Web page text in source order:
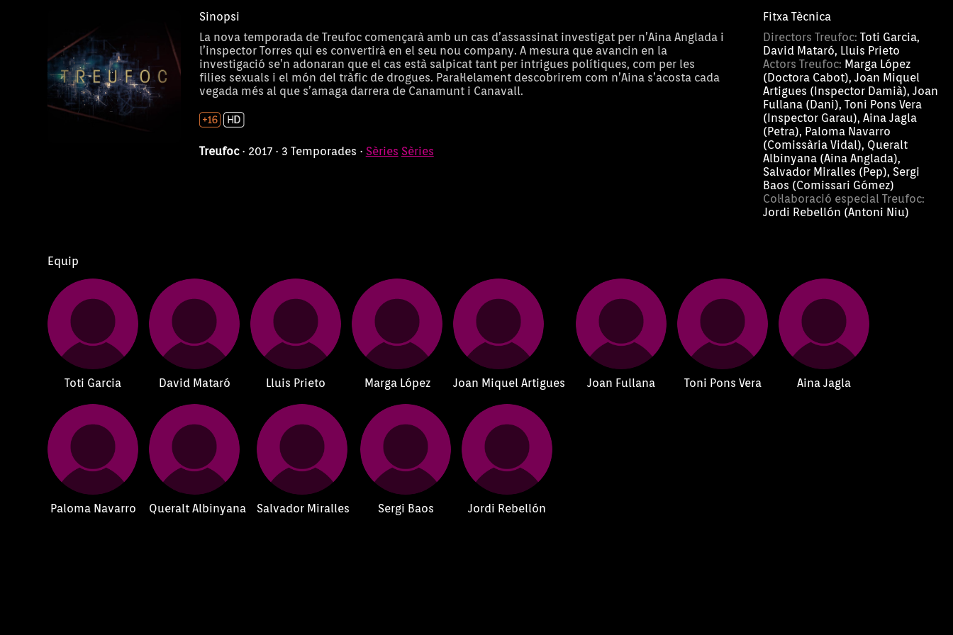
Sinopsi
La nova temporada de Treufoc començarà amb un cas d’assassinat investigat per n’Aina Anglada i
l’inspector Torres qui es convertirà en el seu nou company. A mesura que avancin en la
investigació se’n adonaran que el cas està salpicat tant per intrigues polítiques, com per les
filies sexuals i el món del tràfic de drogues. Paral·lelament descobrirem com n’Aina s’acosta cada
vegada més al que s’amaga darrera de Canamunt i Canavall.
Treufoc · 2017 · 3 Temporades · Sèries Sèries
Fitxa Tècnica
Directors Treufoc: Toti Garcia,
David Mataró, Lluis Prieto
Actors Treufoc: Marga López
(Doctora Cabot), Joan Miquel
Artigues (Inspector Damià), Joan
Fullana (Dani), Toni Pons Vera
(Inspector Garau), Aina Jagla
(Petra), Paloma Navarro
(Comissària Vidal), Queralt
Albinyana (Aina Anglada),
Salvador Miralles (Pep), Sergi
Baos (Comissari Gómez)
Col·laboració especial Treufoc:
Jordi Rebellón (Antoni Niu)
Equip
Toti Garcia David Mataró Lluis Prieto Marga López Joan Miquel Artigues Joan Fullana Toni Pons Vera Aina Jagla
Paloma Navarro Queralt Albinyana Salvador Miralles Sergi Baos Jordi Rebellón